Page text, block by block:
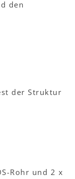
den
der Struktur
Rohr und 2 x